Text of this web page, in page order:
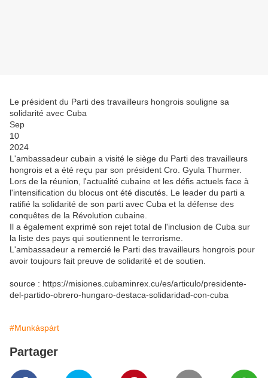
Le président du Parti des travailleurs hongrois souligne sa
solidarité avec Cuba
Sep
10
2024
L'ambassadeur cubain a visité le siège du Parti des travailleurs
hongrois et a été reçu par son président Cro. Gyula Thurmer.
Lors de la réunion, l'actualité cubaine et les défis actuels face à
l'intensification du blocus ont été discutés. Le leader du parti a
ratifié la solidarité de son parti avec Cuba et la défense des
conquêtes de la Révolution cubaine.
Il a également exprimé son rejet total de l'inclusion de Cuba sur
la liste des pays qui soutiennent le terrorisme.
L'ambassadeur a remercié le Parti des travailleurs hongrois pour
avoir toujours fait preuve de solidarité et de soutien.
source : https://misiones.cubaminrex.cu/es/articulo/presidente-
del-partido-obrero-hungaro-destaca-solidaridad-con-cuba
#Munkáspárt
Partager